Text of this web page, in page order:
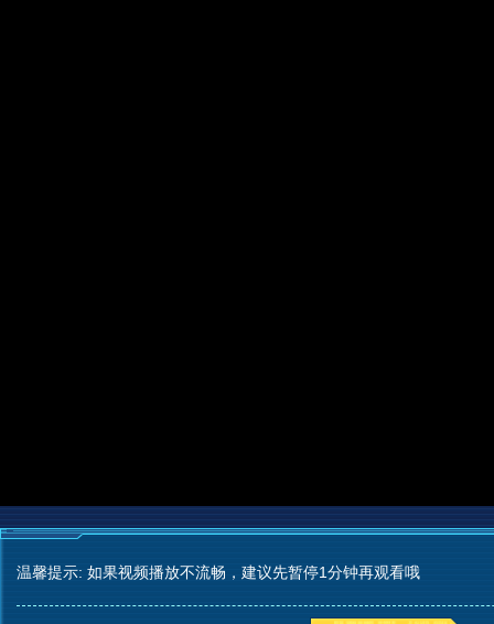
温馨提示: 如果视频播放不流畅，建议先暂停1分钟再观看哦